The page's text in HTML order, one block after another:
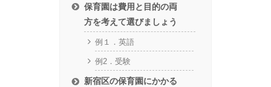
保育園は費用と目的の両
方を考えて選びましょう
例１．英語
例2．受験
新宿区の保育園にかかる